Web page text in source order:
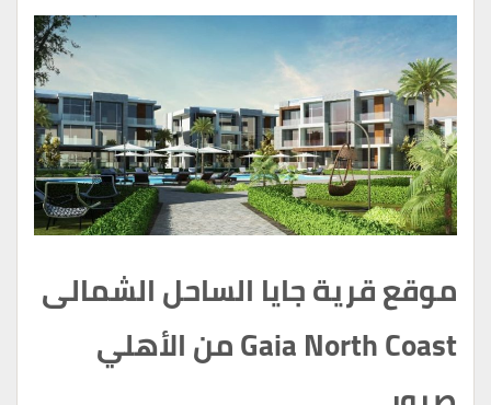
موقع قرية جايا الساحل الشمالى
Gaia North Coast من الأهلي